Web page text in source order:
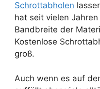
Schrottabholen
hat seit vielen
Bandbreite der
Kostenlose
groß.
Auch wenn es auf